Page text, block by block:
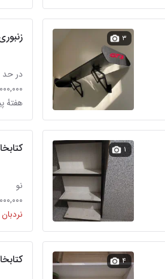
۳
در حد
۷,۰۰۰,۰۰۰
هفتهٔ
۱
نو
۴ کتابخانه